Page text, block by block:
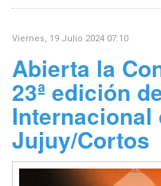
Viernes, 19 Julio 2024 07:10
Abierta la
23ª edición
Internacional
Jujuy/Cortos